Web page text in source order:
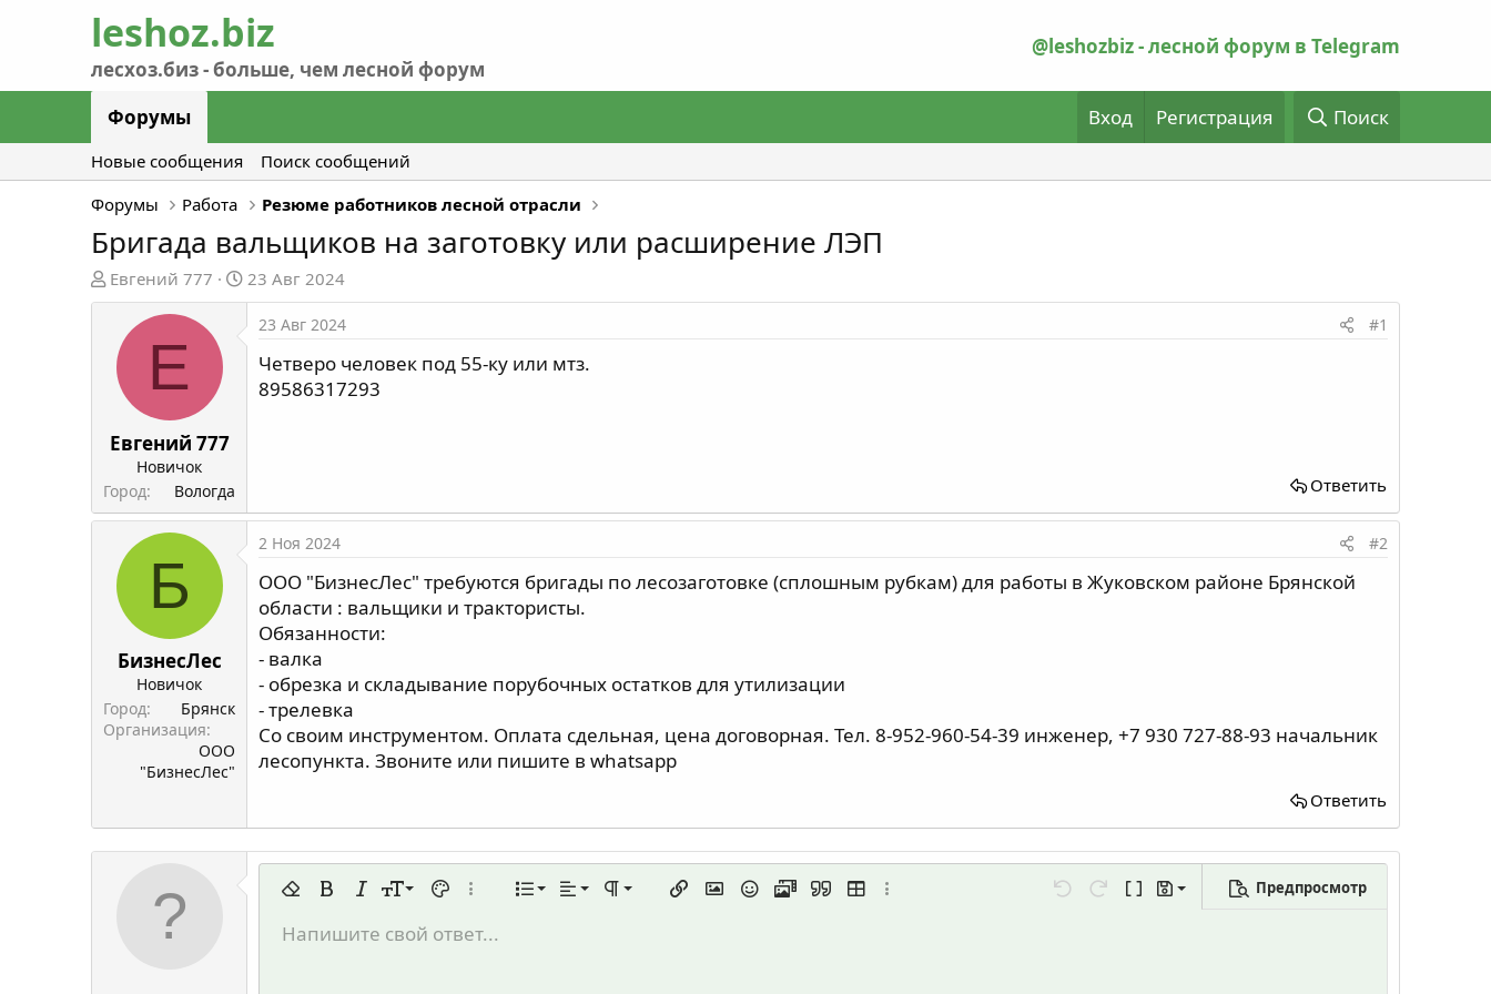
@leshozbiz - лесной форум в Telegram
Форумы Вход Регистрация Поиск
Новые сообщения
Поиск сообщений
Форумы
Работа Резюме работников лесной отрасли
Бригада вальщиков на заготовку или расширение ЛЭП
А
в
о
р
м
Евгений 777
Д
а
т
а
23 Авг 2024
Е
Евгений 777
Новичок
Город
Вологда
23 Авг 2024 #1
Четверо человек под 55-ку или мтз.
89586317293
Ответить
Б
БизнесЛес
Новичок
Город
Брянск
Организация
ООО
"БизнесЛес"
2 Ноя 2024 #2
ООО "БизнесЛес" требуются бригады по лесозаготовке (сплошным рубкам) для работы в Жуковском районе Брянской
области : вальщики и трактористы.
Обязанности:
- валка
- обрезка и складывание порубочных остатков для утилизации
- трелевка
Со своим инструментом. Оплата сдельная, цена договорная. Тел. 8-952-960-54-39 инженер, +7 930 727-88-93 начальник
лесопункта. Звоните или пишите в whatsapp
Ответить
Удалить форматирование
ЖирныйКурсивРазмер шрифта
9
10
Цвет текста
Дополнительно...
СписокНумерованный список
Выравнивание
По левому краюФормат параграфа
Обычный Вставить ссылку
Вставить изображение
СмайлыМедиаЦитатаВставить таблицу
Дополнительно... Отменить
Повторить
Переключить режим работы редактора
Черновики
Сохранить черновик
Предпросмотр
Шрифт Arial
Зачёркнутый
Подчёркнутый
Однострочный код
Однострочный спойлер
Вставить горизонтальную линию
Спойлер
Код
Напишите свой ответ...